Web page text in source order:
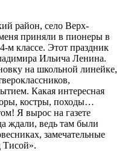
район, село Верх-
приняли в пионеры в
м классе. Этот праздник
Ильича Ленина.
на школьной линейке,
Какая интересная
костры, походы…
Я вырос на газете
ждали, ведь там были
замечательные
Тисой».